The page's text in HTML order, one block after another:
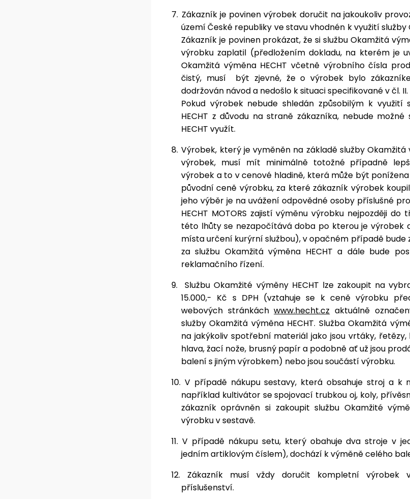
7. Zákazník je povinen výrobek doručit na jakoukoliv
území České republiky ve stavu vhodnén k využití služby
Zákazník je povinen prokázat, že si službu Okamžitá
výrobku zaplatil (předložením dokladu, na kterém je
Okamžitá výměna HECHT včetně výrobního čísla
čistý, musí
být zjevné, že o výrobek bylo
dodržován návod a nedošlo k situaci specifikované v čl.
Pokud výrobek nebude shledán způsobilým k využití
HECHT z důvodu na straně zákazníka, nebude
HECHT využít.
8. Výrobek, který je vyměněn na základě služby Okamžitá
výrobek, musí mít minimálně totožné případně
výrobek a to v cenové hladině, která může být
původní ceně výrobku, za které zákazník výrobek
jeho výběr je na uvážení odpovědné osoby příslušné
HECHT MOTORS zajistí výměnu výrobku nejpozději
této lhůty se nezapočítává doba po kterou je výrobek
místa určení kurýrní službou), v opačném případě bude
za službu Okamžitá výměna HECHT a dále bude
reklamačního řízení.
9. Službu Okamžité výměny HECHT lze zakoupit na
15.000,- Kč s DPH (vztahuje se k ceně výrobku
webových stránkáchwww.hecht.cz aktuálně
služby Okamžitá výměna HECHT. Služba Okamžitá
na jakýkoliv spotřební materiál jako jsou vrtáky,
hlava, žací nože, brusný papír a podobně ať už jsou
balení s jiným výrobkem) nebo jsou součástí výrobku.
10. V případě nákupu sestavy, která obsahuje stroj a k
například kultivátor se spojovací trubkou oj, koly,
zákazník oprávněn si zakoupit službu Okamžité
výrobku v sestavě.
11. V případě nákupu setu, který obahuje dva stroje v
jedním artiklovým číslem), dochází k výměně celého
12. Zákazník musí vždy doručit kompletní výrobek
příslušenství.